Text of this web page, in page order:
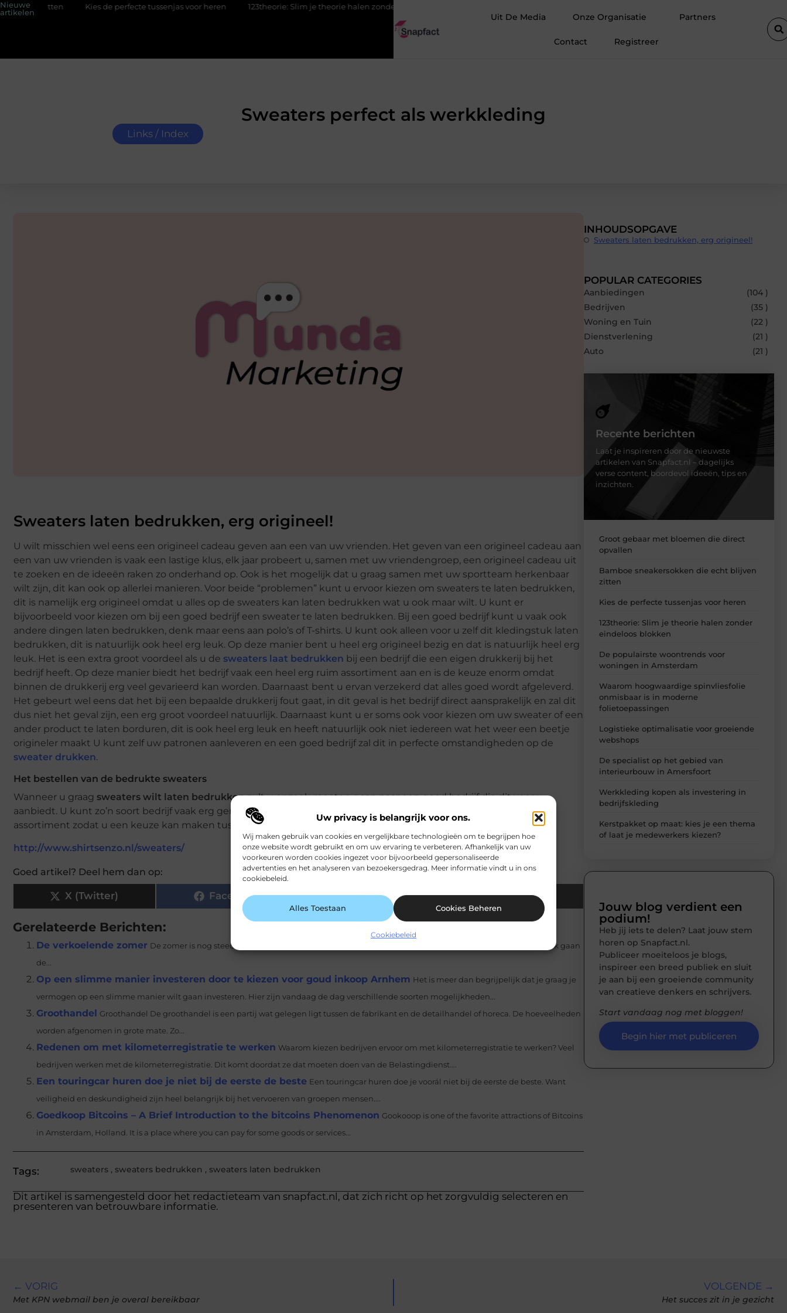
Uw privacy is belangrijk voor ons.
Wij maken gebruik van cookies en vergelijkbare technologieën om te begrijpen hoe
onze website wordt gebruikt en om uw ervaring te verbeteren. Afhankelijk van uw
voorkeuren worden cookies ingezet voor bijvoorbeeld gepersonaliseerde
advertenties en het analyseren van bezoekersgedrag. Meer informatie vindt u in ons
cookiebeleid.
Alles Toestaan Cookies Beheren
Cookiebeleid
Nieuwe
artikelen
zitten Kies de perfecte tussenjas voor heren 123theorie: Slim je theorie halen zonder eindeloos blokken
Uit De Media Onze Organisatie Partners
Contact Registreer
Sweaters perfect als werkkleding
Links / Index
Sweaters laten bedrukken, erg origineel!
U wilt misschien wel eens een origineel cadeau geven aan een van uw vrienden. Het geven van een origineel cadeau aan
een van uw vrienden is vaak een lastige klus, elk jaar probeert u, samen met uw vriendengroep, een origineel cadeau uit
te zoeken en de ideeën raken zo onderhand op. Ook is het mogelijk dat u graag samen met uw sportteam herkenbaar
wilt zijn, dit kan ook op allerlei manieren. Voor beide “problemen” kunt u ervoor kiezen om sweaters te laten bedrukken,
dit is namelijk erg origineel omdat u alles op de sweaters kan laten bedrukken wat u ook maar wilt. U kunt er
bijvoorbeeld voor kiezen om bij een goed bedrijf een sweater te laten bedrukken. Bij een goed bedrijf kunt u vaak ook
andere dingen laten bedrukken, denk maar eens aan polo’s of T-shirts. U kunt ook alleen voor u zelf dit kledingstuk laten
bedrukken, dit is natuurlijk ook heel erg leuk. Op deze manier bent u heel erg origineel bezig en dat is natuurlijk heel erg
leuk. Het is een extra groot voordeel als u de sweaters laat bedrukken bij een bedrijf die een eigen drukkerij bij het
bedrijf heeft. Op deze manier biedt het bedrijf vaak een heel erg ruim assortiment aan en is de keuze enorm omdat
binnen de drukkerij erg veel gevarieerd kan worden. Daarnaast bent u ervan verzekerd dat alles goed wordt afgeleverd.
Het gebeurt wel eens dat het bij een bepaalde drukkerij fout gaat, in dit geval is het bedrijf direct aansprakelijk en zal dit
dus niet het geval zijn, een erg groot voordeel natuurlijk. Daarnaast kunt u er soms ook voor kiezen om uw sweater of een
ander product te laten borduren, dit is ook heel erg leuk en heeft natuurlijk ook niet iedereen wat het weer een beetje
origineler maakt U kunt zelf uw patronen aanleveren en een goed bedrijf zal dit in perfecte omstandigheden op de
sweater drukken.
Het bestellen van de bedrukte sweaters
Wanneer u graag sweaters wilt laten bedrukkenzult u opzoek moeten gaan naar een goed bedrijf die dit voor u
aanbiedt. U kunt zo’n soort bedrijf vaak erg gemakkelijk online vinden. Een goed bedrijf heeft vaak een erg ruim
assortiment zodat u een keuze kan maken tussen allerlei
verschillende sweaters of andere producten
http://www.shirtsenzo.nl/sweaters/
Goed artikel? Deel hem dan op:
X (Twitter) Facebook LinkedIn Email
Gerelateerde Berichten:
De verkoelende zomer De zomer is nog steeds bezig en als het weer goed is dan wil je lekker kunnen genieten van de zon en vaak gaan
de...
Op een slimme manier investeren door te kiezen voor goud inkoop Arnhem Het is meer dan begrijpelijk dat je graag je
vermogen op een slimme manier wilt gaan investeren. Hier zijn vandaag de dag verschillende soorten mogelijkheden...
Groothandel Groothandel De groothandel is een partij wat gelegen ligt tussen de fabrikant en de detailhandel of horeca. De hoeveelheden
worden afgenomen in grote mate. Zo...
Redenen om met kilometerregistratie te werken Waarom kiezen bedrijven ervoor om met kilometerregistratie te werken? Veel
bedrijven werken met de kilometerregistratie. Dit komt doordat ze dat moeten doen van de Belastingdienst....
Een touringcar huren doe je niet bij de eerste de beste Een touringcar huren doe je voorál niet bij de eerste de beste. Want
veiligheid en deskundigheid zijn heel belangrijk bij het vervoeren van groepen mensen....
Goedkoop Bitcoins – A Brief Introduction to the bitcoins Phenomenon Gookooop is one of the favorite attractions of Bitcoins
in Amsterdam, Holland. It is a place where you can pay for some goods or services...
Tags: sweaters, sweaters bedrukken , sweaters laten bedrukken
Dit artikel is samengesteld door het redactieteam van snapfact.nl, dat zich richt op het zorgvuldig selecteren en
presenteren van betrouwbare informatie.
INHOUDSOPGAVE
Sweaters laten bedrukken, erg origineel!
POPULAR CATEGORIES
Aanbiedingen
(104 )
Bedrijven
(35 )
Woning en Tuin
(22 )
Dienstverlening
(21 )
Auto
(21 )
Recente berichten
Laat je inspireren door de nieuwste
artikelen van Snapfact.nl – dagelijks
verse content, boordevol ideeën, tips en
inzichten.
Groot gebaar met bloemen die direct
opvallen
Bamboe sneakersokken die echt blijven
zitten
Kies de perfecte tussenjas voor heren
123theorie: Slim je theorie halen zonder
eindeloos blokken
De populairste woontrends voor
woningen in Amsterdam
Waarom hoogwaardige spinvliesfolie
onmisbaar is in moderne
folietoepassingen
Logistieke optimalisatie voor groeiende
webshops
De specialist op het gebied van
interieurbouw in Amersfoort
Werkkleding kopen als investering in
bedrijfskleding
Kerstpakket op maat: kies je een thema
of laat je medewerkers kiezen?
Jouw blog verdient een
podium!
Heb jij iets te delen? Laat jouw stem
horen op Snapfact.nl.
Publiceer moeiteloos je blogs,
inspireer een breed publiek en sluit
je aan bij een groeiende community
van creatieve denkers en schrijvers.
Start vandaag nog met bloggen!
Begin hier met publiceren
← VORIG
Met KPN webmail ben je overal bereikbaar
VOLGENDE →
Het succes zit in je gezicht